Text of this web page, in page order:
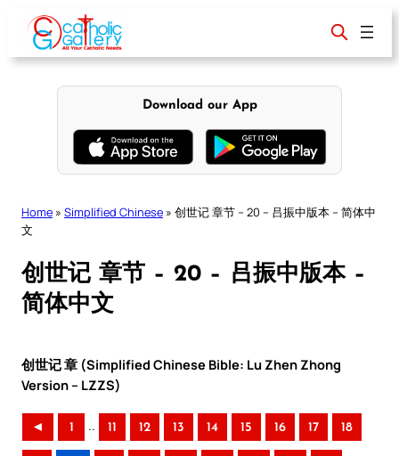
content
Download our App
Home » Simplified Chinese » 创世记 章节 – 20 – 吕振中版本 – 简体中
文
创世记 章节 – 20 – 吕振中版本 –
简体中文
创世记 章 (Simplified Chinese Bible: Lu Zhen Zhong
Version – LZZS)
◄ 1 .. 11 12 13 14 15 16 17 18